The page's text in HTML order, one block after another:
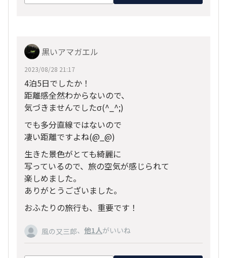
黒いアマガエル
2023/08/28 21:17
4泊5日でしたか！
距離感全然わからないので、
気づきませんでしたσ(^_^;)
でも多分直線ではないので
凄い距離ですよね(@_@)
生きた景色がとても綺麗に
写っているので、旅の空気が感じられて
楽しめました。
ありがとうございました。
おふたりの旅行も、重要です！
風の又三郎、 他1人がいいね